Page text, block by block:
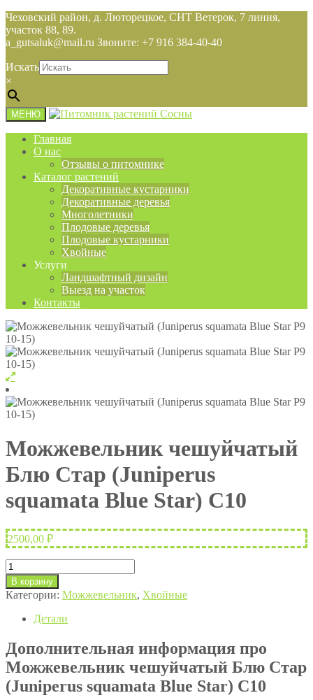
Чеховский район, д. Люторецкое, СНТ Ветерок, 7 линия,
участок 88, 89.
a_gutsaluk@mail.ru Звоните: +7 916 384-40-40
Искать
×
МЕНЮ
Главная
О нас
Отзывы о питомнике
Каталог растений
Декоративные кустарники
Декоративные деревья
Многолетники
Плодовые деревья
Плодовые кустарники
Хвойные
Услуги
Ландшафтный дизайн
Выезд на участок
Контакты
Можжевельник чешуйчатый
Блю Стар (Juniperus
squamata Blue Star) C10
2500,00 ₽
Количество
товара
Можжевельник
чешуйчатый
Блю
(Juniperus
squamata
Blue
Star)
C10
В корзину
Категории: Можжевельник, Хвойные
Детали
Дополнительная информация про
Можжевельник чешуйчатый Блю Стар
(Juniperus squamata Blue Star) C10